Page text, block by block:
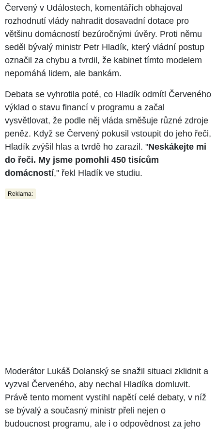
Červený v Událostech, komentářích obhajoval
rozhodnutí vlády nahradit dosavadní dotace pro
většinu domácností bezúročnými úvěry. Proti němu
seděl bývalý ministr Petr Hladík, který vládní postup
označil za chybu a tvrdil, že kabinet tímto modelem
nepomáhá lidem, ale bankám.
Debata se vyhrotila poté, co Hladík odmítl Červeného
výklad o stavu financí v programu a začal
vysvětlovat, že podle něj vláda směšuje různé zdroje
peněz. Když se Červený pokusil vstoupit do jeho řeči,
Hladík zvýšil hlas a tvrdě ho zarazil. "Neskákejte mi
do řeči. My jsme pomohli 450 tisícům
domácností," řekl Hladík ve studiu.
Reklama:
Moderátor Lukáš Dolanský se snažil situaci zklidnit a
vyzval Červeného, aby nechal Hladíka domluvit.
Právě tento moment vystihl napětí celé debaty, v níž
se bývalý a současný ministr přeli nejen o
budoucnost programu, ale i o odpovědnost za jeho